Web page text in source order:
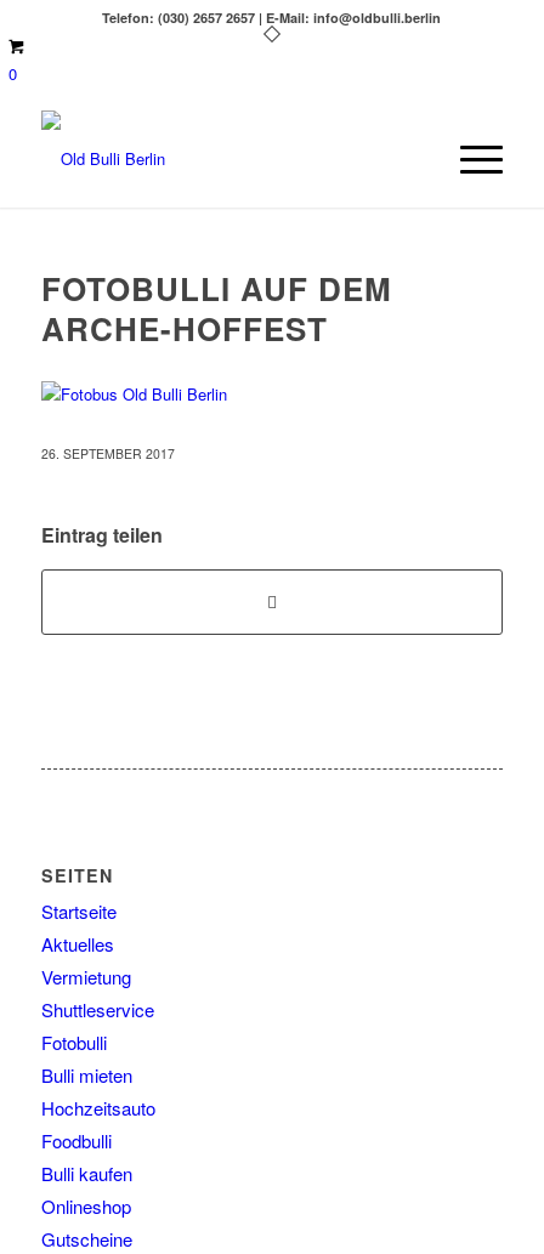
Telefon: (030) 2657 2657 | E-Mail: info@oldbulli.berlin
0
FOTOBULLI AUF DEM
ARCHE-HOFFEST
26. SEPTEMBER 2017
Eintrag teilen
SEITEN
Startseite
Aktuelles
Vermietung
Shuttleservice
Fotobulli
Bulli mieten
Hochzeitsauto
Foodbulli
Bulli kaufen
Onlineshop
Gutscheine